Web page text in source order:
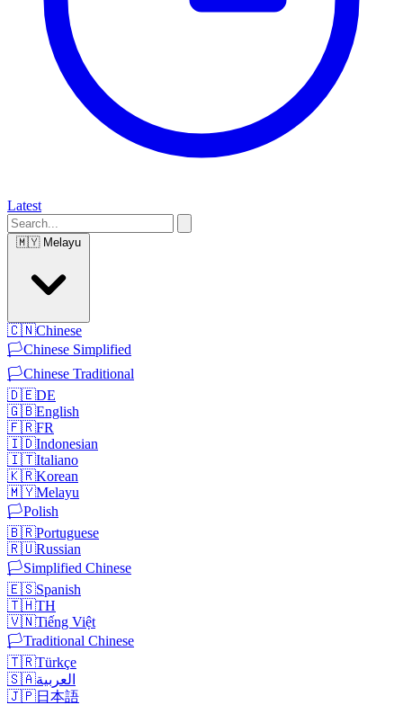
Latest
🇲🇾 Melayu
🇨🇳Chinese
🏳️Chinese Simplified
🏳️Chinese Traditional
🇩🇪DE
🇬🇧English
🇫🇷FR
🇮🇩Indonesian
🇮🇹Italiano
🇰🇷Korean
🇲🇾Melayu
🏳️Polish
🇧🇷Portuguese
🇷🇺Russian
🏳️Simplified Chinese
🇪🇸Spanish
🇹🇭TH
🇻🇳Tiếng Việt
🏳️Traditional Chinese
🇹🇷Türkçe
🇸🇦العربية
🇯🇵日本語